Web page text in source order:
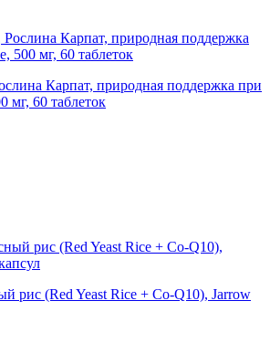
Карпат, природная поддержка при
мг, 60 таблеток
рис (Red Yeast Rice + Co-Q10), Jarrow